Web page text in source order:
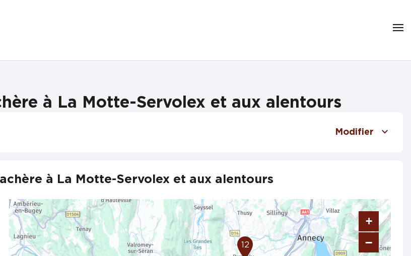
à La Motte-Servolex et aux alentours
Modifier
à La Motte-Servolex et aux alentours
12
+
−